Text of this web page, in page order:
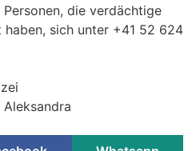
die verdächtige
haben, sich unter +41 52 624